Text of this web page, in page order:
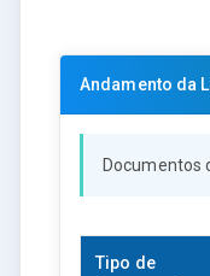
Andamento da
Documentos
Tipo de